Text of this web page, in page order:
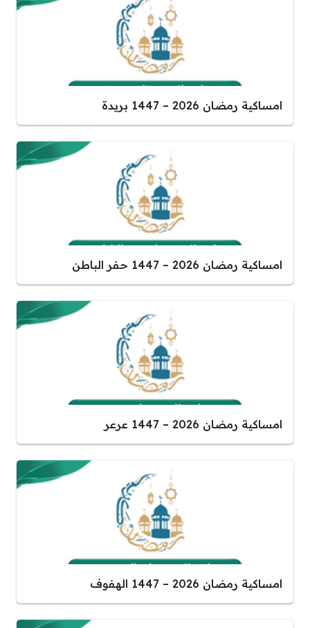
امساكية رمضان 2026 – 1447 بريدة
امساكية رمضان 2026 – 1447 حفر الباطن
امساكية رمضان 2026 – 1447 عرعر
امساكية رمضان 2026 – 1447 الهفوف